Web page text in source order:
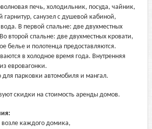
печь, холодильник, посуда, чайник,
гарнитур, санузел с душевой кабиной,
В первой спальне: две двухместных
второй спальне: две двухместных кровати,
белье и полотенца предоставляются.
в холодное время года. Внутренняя
евровагонки.
для парковки автомобиля и мангал.
скидки на стоимость аренды домов.
возле каждого домика,